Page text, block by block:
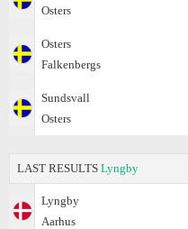
Osters
Osters
Falkenbergs
Sundsvall
Osters
LAST RESULTS Lyngby
Lyngby
Aarhus